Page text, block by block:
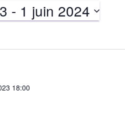
- 1 juin 2024
18:00